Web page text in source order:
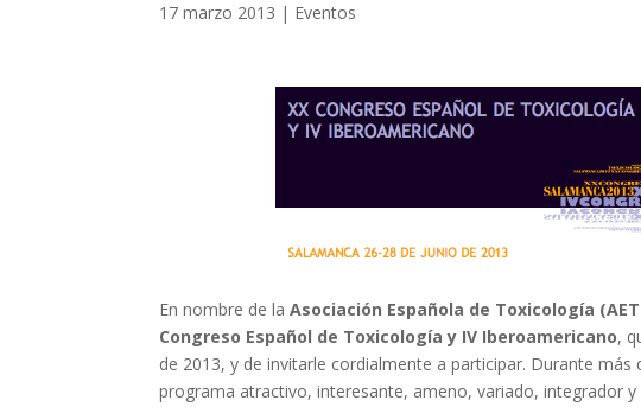
17 marzo 2013 | Eventos
En nombre de laAsociación Española de Toxicología
Congreso Español de Toxicología y IV Iberoamericano,
de 2013, y de invitarle cordialmente a participar. Durante
programa atractivo, interesante, ameno, variado, integrador